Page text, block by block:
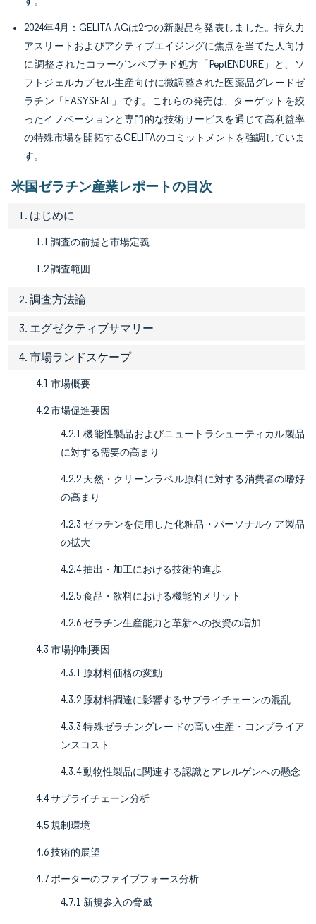
2024年4月：GELITA AGは2つの新製品を発表しました。持久力
アスリートおよびアクティブエイジングに焦点を当てた人向け
に調整されたコラーゲンペプチド処方「PeptENDURE」と、ソ
フトジェルカプセル生産向けに微調整された医薬品グレードゼ
ラチン「EASYSEAL」です。これらの発売は、ターゲットを絞
ったイノベーションと専門的な技術サービスを通じて高利益率
の特殊市場を開拓するGELITAのコミットメントを強調していま
す。
米国ゼラチン産業レポートの目次
1. はじめに
1.1 調査の前提と市場定義
1.2 調査範囲
2. 調査方法論
3. エグゼクティブサマリー
4. 市場ランドスケープ
4.1 市場概要
4.2 市場促進要因
4.2.1 機能性製品およびニュートラシューティカル製品
に対する需要の高まり
4.2.2 天然・クリーンラベル原料に対する消費者の嗜好
の高まり
4.2.3 ゼラチンを使用した化粧品・パーソナルケア製品
の拡大
4.2.4 抽出・加工における技術的進歩
4.2.5 食品・飲料における機能的メリット
4.2.6 ゼラチン生産能力と革新への投資の増加
4.3 市場抑制要因
4.3.1 原材料価格の変動
4.3.2 原材料調達に影響するサプライチェーンの混乱
4.3.3 特殊ゼラチングレードの高い生産・コンプライア
ンスコスト
4.3.4 動物性製品に関連する認識とアレルゲンへの懸念
4.4 サプライチェーン分析
4.5 規制環境
4.6 技術的展望
4.7 ポーターのファイブフォース分析
4.7.1 新規参入の脅威